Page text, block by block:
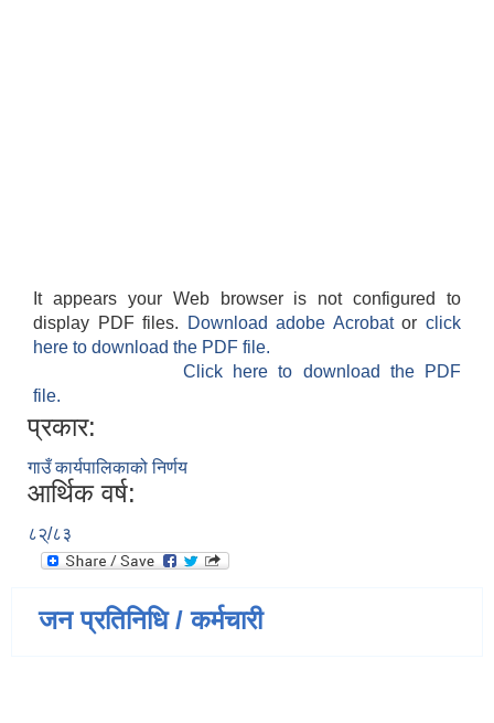
It appears your Web browser is not configured to
display PDF files.
Download adobe Acrobatorclick
here to download the PDF file.
Click here to download the PDF
file.
प्रकार:
गाउँ कार्यपालिकाको निर्णय
आर्थिक वर्ष:
८२्/८३
जन प्रतिनिधि / कर्मचारी